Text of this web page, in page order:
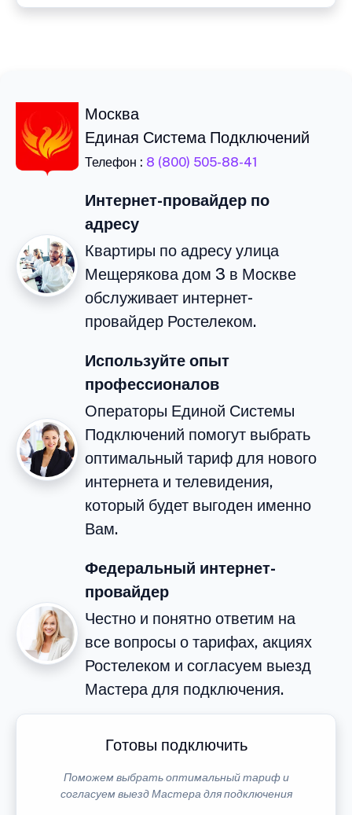
Москва
Единая Система Подключений
Телефон : 8 (800) 505-88-41
Интернет-провайдер по
адресу
Квартиры по адресу улица
Мещерякова дом 3 в Москве
обслуживает интернет-
провайдер Ростелеком.
Используйте опыт
профессионалов
Операторы Единой Системы
Подключений помогут выбрать
оптимальный тариф для нового
интернета и телевидения,
который будет выгоден именно
Вам.
Федеральный интернет-
провайдер
Честно и понятно ответим на
все вопросы о тарифах, акциях
Ростелеком и согласуем выезд
Мастера для подключения.
Готовы подключить
Поможем выбрать оптимальный тариф и
согласуем выезд Мастера для подключения